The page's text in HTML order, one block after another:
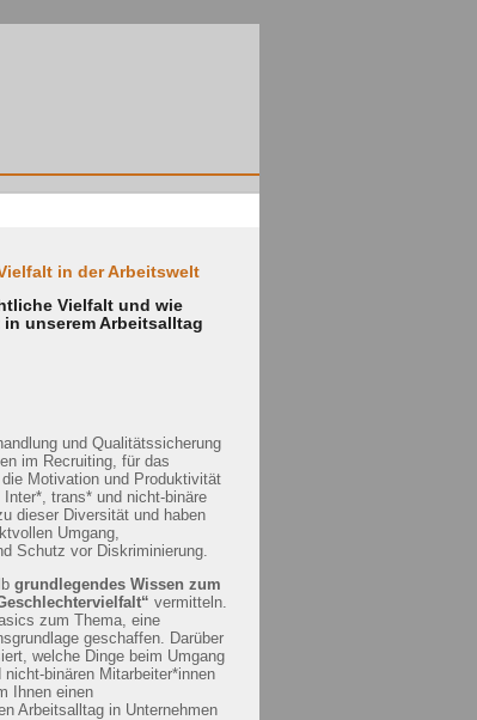
in der Arbeitswelt
Vielfalt und wie
unserem Arbeitsalltag
und Qualitätssicherung
im Recruiting, für das
Motivation und Produktivität
trans* und nicht-binäre
dieser Diversität und haben
Umgang,
Schutz vor Diskriminierung.
grundlegendes Wissen zum
vermitteln.
zum Thema, eine
geschaffen. Darüber
welche Dinge beim Umgang
binären Mitarbeiter*innen
Ihnen einen
Arbeitsalltag in Unternehmen